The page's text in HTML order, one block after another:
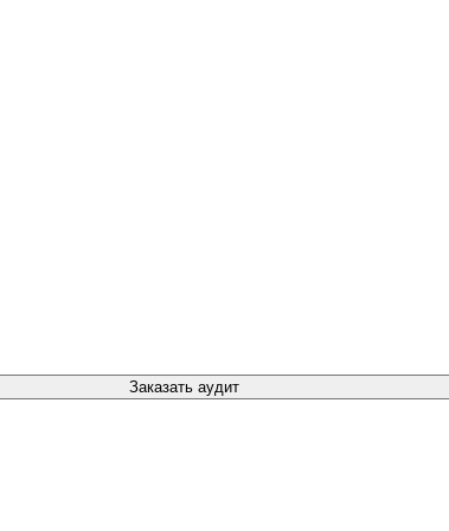
Заказать аудит